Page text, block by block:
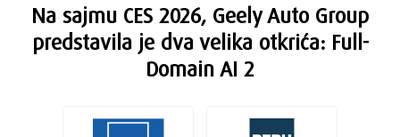
Na sajmu CES 2026, Geely Auto Group
predstavila je dva velika otkrića: Full-
Domain AI 2